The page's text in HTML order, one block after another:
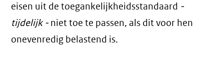
eisen uit de toegankelijkheidsstandaard -
tijdelijk - niet toe te passen, als dit voor hen
onevenredig belastend is.